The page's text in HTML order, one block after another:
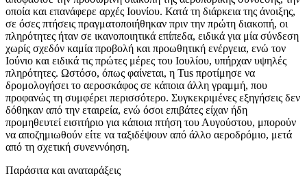
οποία και επανάφερε αρχές Ιουνίου. Κατά τη διάρκεια της άνοιξης,
σε όσες πτήσεις πραγματοποιήθηκαν πριν την πρώτη διακοπή, οι
πληρότητες ήταν σε ικανοποιητικά επίπεδα, ειδικά για μία σύνδεση
χωρίς σχεδόν καμία προβολή και προωθητική ενέργεια, ενώ τον
Ιούνιο και ειδικά τις πρώτες μέρες του Ιουλίου, υπήρχαν υψηλές
πληρότητες. Ωστόσο, όπως φαίνεται, η Tus προτίμησε να
δρομολογήσει το αεροσκάφος σε κάποια άλλη γραμμή, που
προφανώς τη συμφέρει περισσότερο. Συγκεκριμένες εξηγήσεις δεν
δόθηκαν από την εταιρεία, ενώ όσοι επιβάτες είχαν ήδη
προμηθευτεί εισιτήριο για κάποια πτήση του Αυγούστου, μπορούν
να αποζημιωθούν είτε να ταξιδέψουν από άλλο αεροδρόμιο, μετά
από τη σχετική συνεννόηση.
Παράσιτα και αναταράξεις